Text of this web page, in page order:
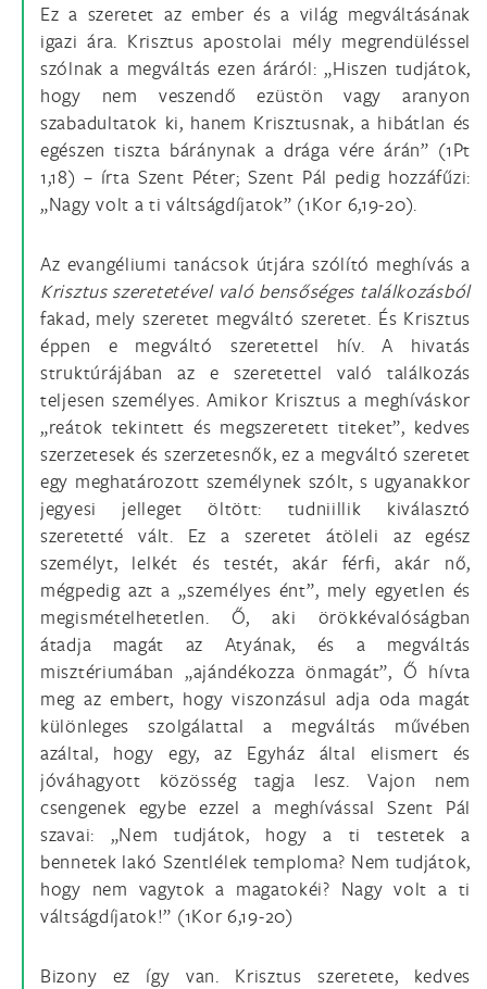
Ez a szeretet az ember és a világ megváltásának
igazi ára. Krisztus apostolai mély megrendüléssel
szólnak a megváltás ezen áráról: „Hiszen tudjátok,
hogy nem veszendő ezüstön vagy aranyon
szabadultatok ki, hanem Krisztusnak, a hibátlan és
egészen tiszta báránynak a drága vére árán” (1Pt
1,18) – írta Szent Péter; Szent Pál pedig hozzáfűzi:
„Nagy volt a ti váltságdíjatok” (1Kor 6,19-20).
Az evangéliumi tanácsok útjára szólító meghívás a
Krisztus szeretetével való bensőséges találkozásból
fakad, mely szeretet megváltó szeretet. És Krisztus
éppen e megváltó szeretettel hív. A hivatás
struktúrájában az e szeretettel való találkozás
teljesen személyes. Amikor Krisztus a meghíváskor
„reátok tekintett és megszeretett titeket”, kedves
szerzetesek és szerzetesnők, ez a megváltó szeretet
egy meghatározott személynek szólt, s ugyanakkor
jegyesi jelleget öltött: tudniillik kiválasztó
szeretetté vált. Ez a szeretet átöleli az egész
személyt, lelkét és testét, akár férfi, akár nő,
mégpedig azt a „személyes ént”, mely egyetlen és
megismételhetetlen. Ő, aki örökkévalóságban
átadja magát az Atyának, és a megváltás
misztériumában „ajándékozza önmagát”, Ő hívta
meg az embert, hogy viszonzásul adja oda magát
különleges szolgálattal a megváltás művében
azáltal, hogy egy, az Egyház által elismert és
jóváhagyott közösség tagja lesz. Vajon nem
csengenek egybe ezzel a meghívással Szent Pál
szavai: „Nem tudjátok, hogy a ti testetek a
bennetek lakó Szentlélek temploma? Nem tudjátok,
hogy nem vagytok a magatokéi? Nagy volt a ti
váltságdíjatok!” (1Kor 6,19-20)
Bizony ez így van. Krisztus szeretete, kedves